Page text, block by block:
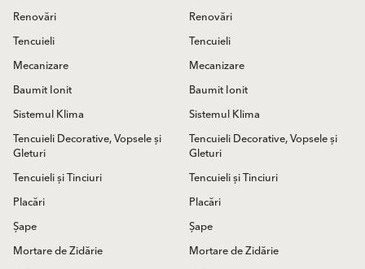
Renovări
Tencuieli
Mecanizare
Baumit Ionit
Sistemul Klima
Tencuieli Decorative, Vopsele și
Gleturi
Tencuieli și Tinciuri
Placări
Șape
Mortare de Zidărie
Renovări
Tencuieli
Mecanizare
Baumit Ionit
Sistemul Klima
Tencuieli Decorative, Vopsele și
Gleturi
Tencuieli și Tinciuri
Placări
Șape
Mortare de Zidărie